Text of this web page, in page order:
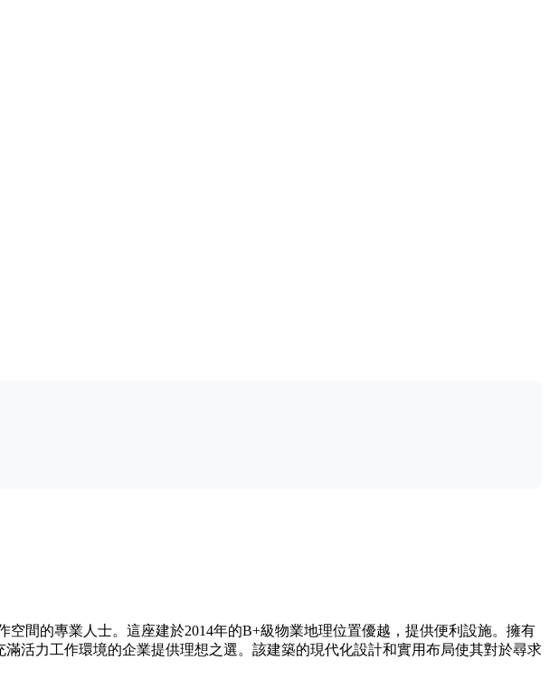
間的專業人士。這座建於2014年的B+級物業地理位置優越，提供便利設施。擁有
活力工作環境的企業提供理想之選。該建築的現代化設計和實用布局使其對於尋求